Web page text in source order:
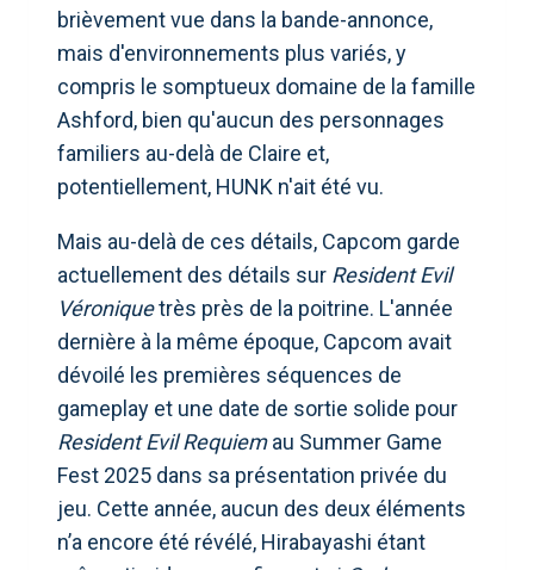
brièvement vue dans la bande-annonce,
mais d'environnements plus variés, y
compris le somptueux domaine de la famille
Ashford, bien qu'aucun des personnages
familiers au-delà de Claire et,
potentiellement, HUNK n'ait été vu.
Mais au-delà de ces détails, Capcom garde
actuellement des détails sur Resident Evil
Véroniquetrès près de la poitrine. L'année
dernière à la même époque, Capcom avait
dévoilé les premières séquences de
gameplay et une date de sortie solide pour
Resident Evil Requiemau Summer Game
Fest 2025 dans sa présentation privée du
jeu. Cette année, aucun des deux éléments
n’a encore été révélé, Hirabayashi étant